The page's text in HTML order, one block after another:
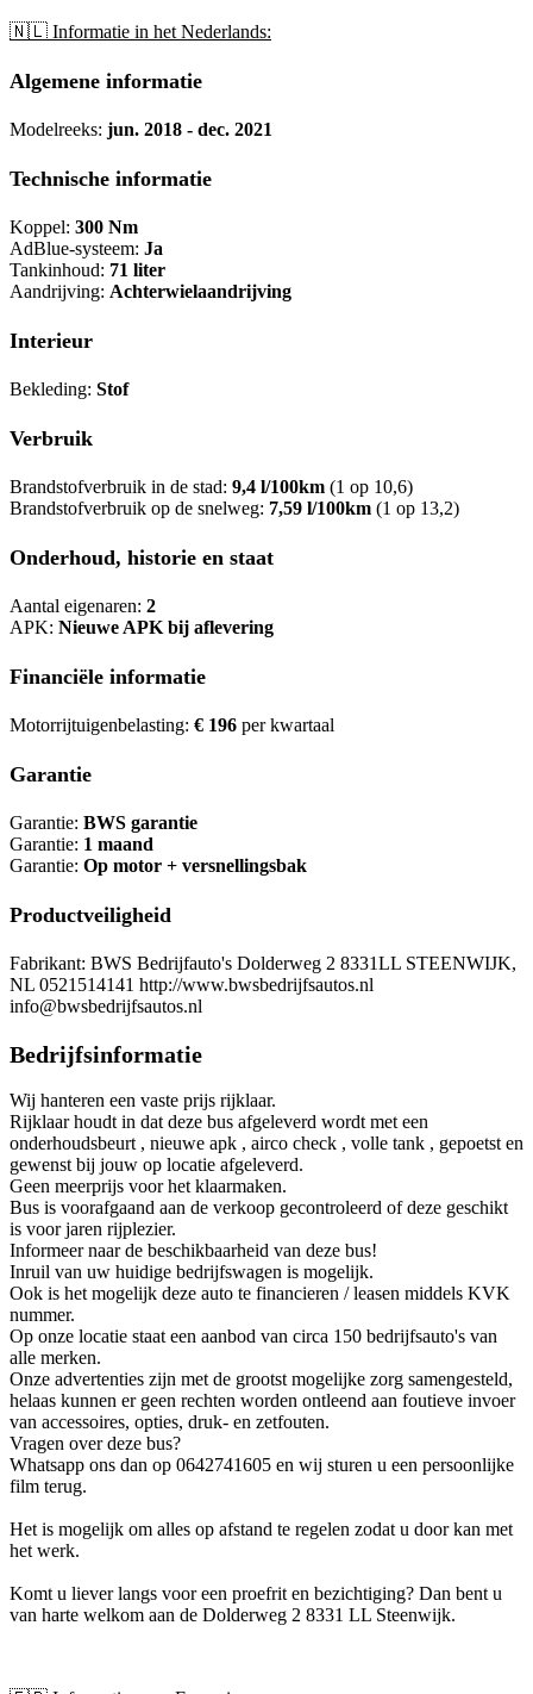
🇳🇱 Informatie in het Nederlands:
Algemene informatie
Modelreeks: jun. 2018 - dec. 2021
Technische informatie
Koppel: 300 Nm
AdBlue-systeem: Ja
Tankinhoud: 71 liter
Aandrijving: Achterwielaandrijving
Interieur
Bekleding: Stof
Verbruik
Brandstofverbruik in de stad: 9,4 l/100km (1 op 10,6)
Brandstofverbruik op de snelweg: 7,59 l/100km (1 op 13,2)
Onderhoud, historie en staat
Aantal eigenaren: 2
APK: Nieuwe APK bij aflevering
Financiële informatie
Motorrijtuigenbelasting: € 196 per kwartaal
Garantie
Garantie: BWS garantie
Garantie: 1 maand
Garantie: Op motor + versnellingsbak
Productveiligheid
Fabrikant: BWS Bedrijfauto's Dolderweg 2 8331LL STEENWIJK,
NL 0521514141 http://www.bwsbedrijfsautos.nl
info@bwsbedrijfsautos.nl
Bedrijfsinformatie
Wij hanteren een vaste prijs rijklaar.
Rijklaar houdt in dat deze bus afgeleverd wordt met een
onderhoudsbeurt , nieuwe apk , airco check , volle tank , gepoetst en
gewenst bij jouw op locatie afgeleverd.
Geen meerprijs voor het klaarmaken.
Bus is voorafgaand aan de verkoop gecontroleerd of deze geschikt
is voor jaren rijplezier.
Informeer naar de beschikbaarheid van deze bus!
Inruil van uw huidige bedrijfswagen is mogelijk.
Ook is het mogelijk deze auto te financieren / leasen middels KVK
nummer.
Op onze locatie staat een aanbod van circa 150 bedrijfsauto's van
alle merken.
Onze advertenties zijn met de grootst mogelijke zorg samengesteld,
helaas kunnen er geen rechten worden ontleend aan foutieve invoer
van accessoires, opties, druk- en zetfouten.
Vragen over deze bus?
Whatsapp ons dan op 0642741605 en wij sturen u een persoonlijke
film terug.
Het is mogelijk om alles op afstand te regelen zodat u door kan met
het werk.
Komt u liever langs voor een proefrit en bezichtiging? Dan bent u
van harte welkom aan de Dolderweg 2 8331 LL Steenwijk.